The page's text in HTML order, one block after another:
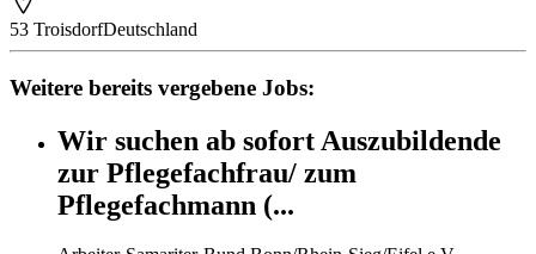
53 TroisdorfDeutschland
Weitere bereits vergebene Jobs:
Wir suchen ab sofort Auszubildende
zur Pflegefachfrau/ zum
Pflegefachmann (...